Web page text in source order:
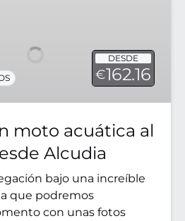
DESDE
€162.16
moto acuática al
Alcudia
bajo una increíble
que podremos
con unas fotos